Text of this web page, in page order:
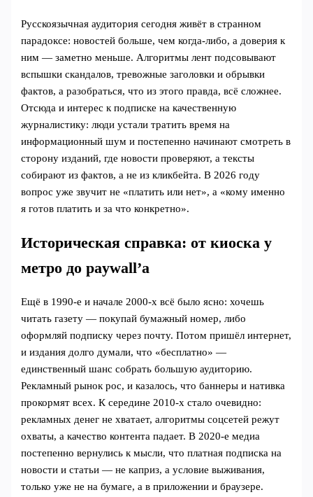
Русскоязычная аудитория сегодня живёт в странном
парадоксе: новостей больше, чем когда‑либо, а доверия к
ним — заметно меньше. Алгоритмы лент подсовывают
вспышки скандалов, тревожные заголовки и обрывки
фактов, а разобраться, что из этого правда, всё сложнее.
Отсюда и интерес к подписке на качественную
журналистику: люди устали тратить время на
информационный шум и постепенно начинают смотреть в
сторону изданий, где новости проверяют, а тексты
собирают из фактов, а не из кликбейта. В 2026 году
вопрос уже звучит не «платить или нет», а «кому именно
я готов платить и за что конкретно».
Историческая справка: от киоска у
метро до paywall’а
Ещё в 1990‑е и начале 2000‑х всё было ясно: хочешь
читать газету — покупай бумажный номер, либо
оформляй подписку через почту. Потом пришёл интернет,
и издания долго думали, что «бесплатно» —
единственный шанс собрать большую аудиторию.
Рекламный рынок рос, и казалось, что баннеры и нативка
прокормят всех. К середине 2010‑х стало очевидно:
рекламных денег не хватает, алгоритмы соцсетей режут
охваты, а качество контента падает. В 2020‑е медиа
постепенно вернулись к мысли, что платная подписка на
новости и статьи — не каприз, а условие выживания,
только уже не на бумаге, а в приложении и браузере.